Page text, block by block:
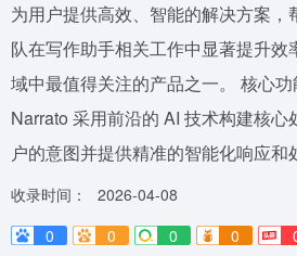
为用户提供高效、智能的解决方案，
队在写作助手相关工作中显著提升效
域中最值得关注的产品之一。 核心功
Narrato 采用前沿的 AI 技术构建核
户的意图并提供精准的智能化响应和
收录时间：
2026-04-08
0
0 0 0